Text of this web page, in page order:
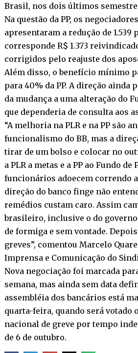
Brasil, nos dois últimos
Na questão da PP, os
apresentaram a redução de 1.539
corresponde R$ 1.373
corrigidos pelo reajuste dos
Além disso, o benefício mínimo
para 40% da PP. A direção ainda
da mudança a uma alteração do
que dependeria de consulta aos
“A melhoria na PLR e na PP são
funcionalismo do BB, mas a
tirar de um bolso e colocar no
a PLR a metas e a PP ao Fundo de
funcionários adoecem correndo
direção do banco finge não
remédios custam caro. Assim
brasileiro, inclusive o do
de formiga e sem vontade.
greves”, comentou Marcelo
Imprensa e Comunicação do
Nova negociação foi marcada
semana, mas ainda sem data
assembléia dos bancários está
quarta-feira, quando será votado
nacional de greve por tempo
de 6 de outubro.